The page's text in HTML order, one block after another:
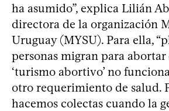
ha asumido”, explica Lilián
directora de la organización
Uruguay (MYSU). Para ella,
personas migran para abortar
‘turismo abortivo’ no
otro requerimiento de salud.
hacemos colectas cuando la